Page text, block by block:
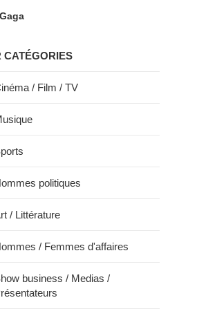
CATÉGORIES
/ Film / TV
politiques
/ Littérature
/ Femmes d'affaires
business / Medias /